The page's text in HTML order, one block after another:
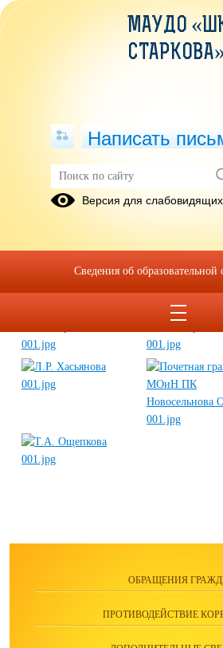
Почетная грамота
просвещения
ОБРАЩЕНИЯ
ПРОТИВОДЕЙСТВИЕ
МАУДО
Написать
Версия для слабовидящих
Сведения об образовательной